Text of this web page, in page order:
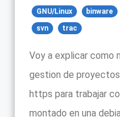
GNU/Linux binware
svn trac
Voy a explicar como
gestion de proyectos
https para trabajar
montado en una